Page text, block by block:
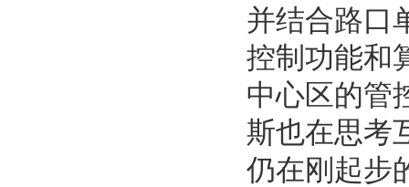
并结合路口
控制功能和
中心区的管
斯也在思考
仍在刚起步